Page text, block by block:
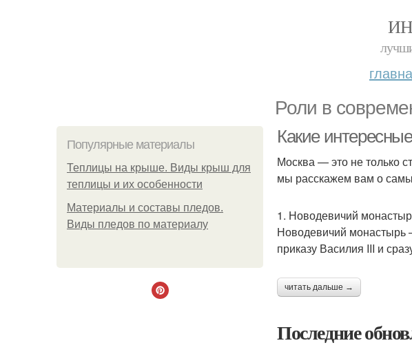
Роли в
Популярные материалы
Теплицы на крыше. Виды крыш для
теплицы и их особенности
Материалы и составы пледов.
Виды пледов по материалу
Какие
Москва — это не только
мы расскажем вам о
1. Новодевичий
Новодевичий монастырь
приказу Василия III и
читать дальше →
Последние